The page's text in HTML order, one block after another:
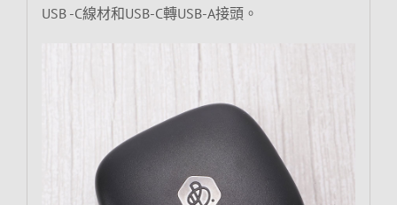
USB -C線材和USB-C轉USB-A接頭。